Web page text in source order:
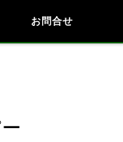
お問合せ